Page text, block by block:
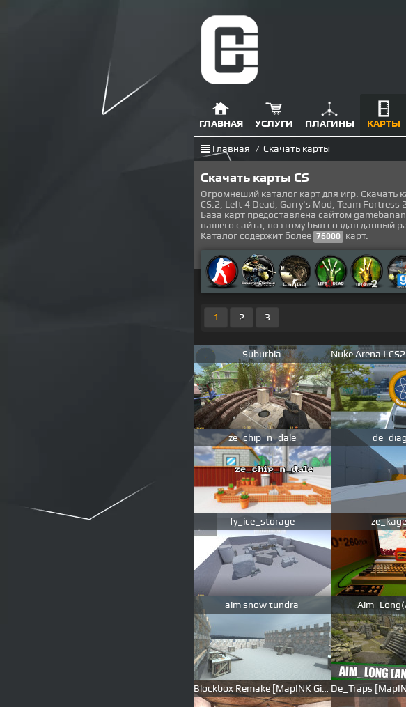
ГЛАВНАЯ УСЛУГИ ПЛАГИНЫ КАРТЫ
Главная / Скачать карты
Скачать карты CS
Огромнеший каталог карт для игр. Скачать
CS:2, Left 4 Dead, Garry's Mod, Team Fortress
База карт предоставлена сайтом
нашего сайта, поэтому был создан данный
Каталог содержит более 76000 карт.
1 2 3
Suburbia
ze_chip_n_dale
fy_ice_storage
aim snow tundra
Blockbox Remake [MapINK Gimmick Event]